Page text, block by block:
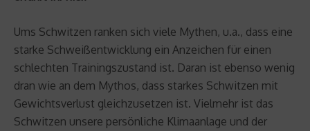
Ums Schwitzen ranken sich viele Mythen, u.a., dass eine
starke Schweißentwicklung ein Anzeichen für einen
schlechten Trainingszustand ist. Daran ist ebenso wenig
dran wie an dem Mythos, dass starkes Schwitzen mit
Gewichtsverlust gleichzusetzen ist. Vielmehr ist das
Schwitzen unsere persönliche Klimaanlage und der